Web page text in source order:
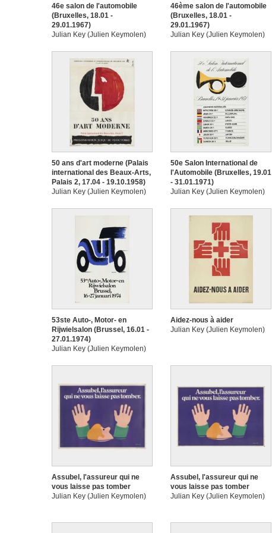
46e salon de l'automobile
(Bruxelles, 18.01 -
29.01.1967)
Julian Key (Julien Keymolen)
46ème salon de l'automobile
(Bruxelles, 18.01 -
29.01.1967)
Julian Key (Julien Keymolen)
50 ans d'art moderne (Palais
international des Beaux-Arts,
Palais 2, 17.04 - 19.10.1958)
Julian Key (Julien Keymolen)
50e Salon International de
l'Automobile (Bruxelles, 19.01
- 31.01.1971)
Julian Key (Julien Keymolen)
53ste Auto-, Motor- en
Rijwielsalon (Brussel, 16.01 -
27.01.1974)
Julian Key (Julien Keymolen)
Aidez-nous à aider
Julian Key (Julien Keymolen)
Assubel, l'assureur qui ne
vous laisse pas tomber
Julian Key (Julien Keymolen)
Assubel, l'assureur qui ne
vous laisse pas tomber
Julian Key (Julien Keymolen)